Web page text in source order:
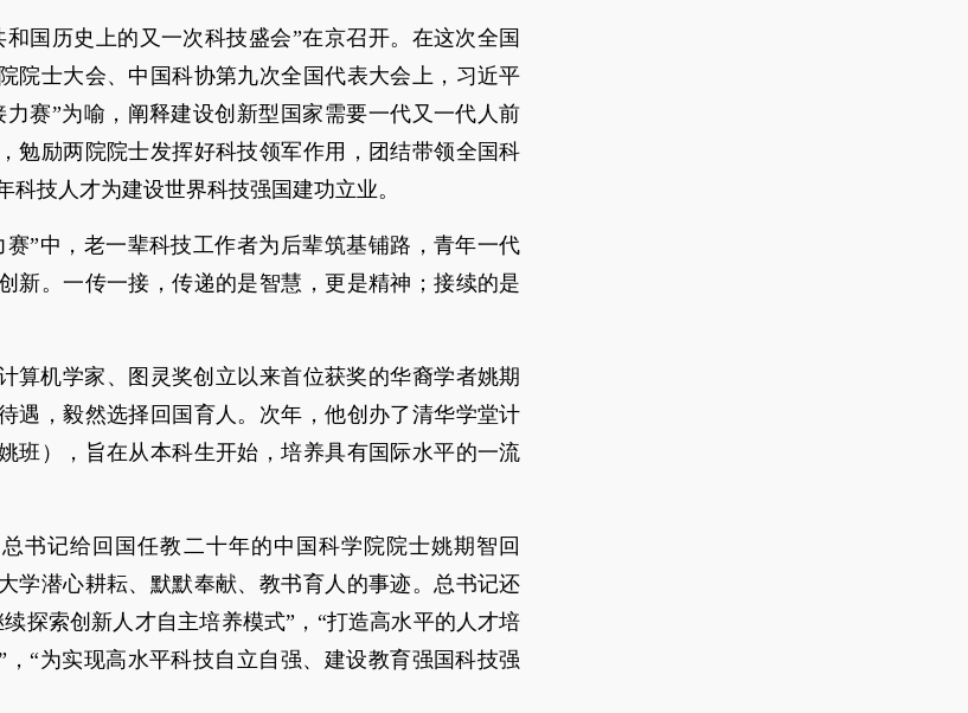
国历史上的又一次科技盛会”在京召开。在这次全国
院士大会、中国科协第九次全国代表大会上，习近平
力赛”为喻，阐释建设创新型国家需要一代又一代人前
勉励两院院士发挥好科技领军作用，团结带领全国科
科技人才为建设世界科技强国建功立业。
赛”中，老一辈科技工作者为后辈筑基铺路，青年一代
新。一传一接，传递的是智慧，更是精神；接续的是
算机学家、图灵奖创立以来首位获奖的华裔学者姚期
遇，毅然选择回国育人。次年，他创办了清华学堂计
班），旨在从本科生开始，培养具有国际水平的一流
书记给回国任教二十年的中国科学院院士姚期智回
学潜心耕耘、默默奉献、教书育人的事迹。总书记还
探索创新人才自主培养模式”，“打造高水平的人才培
，“为实现高水平科技自立自强、建设教育强国科技强